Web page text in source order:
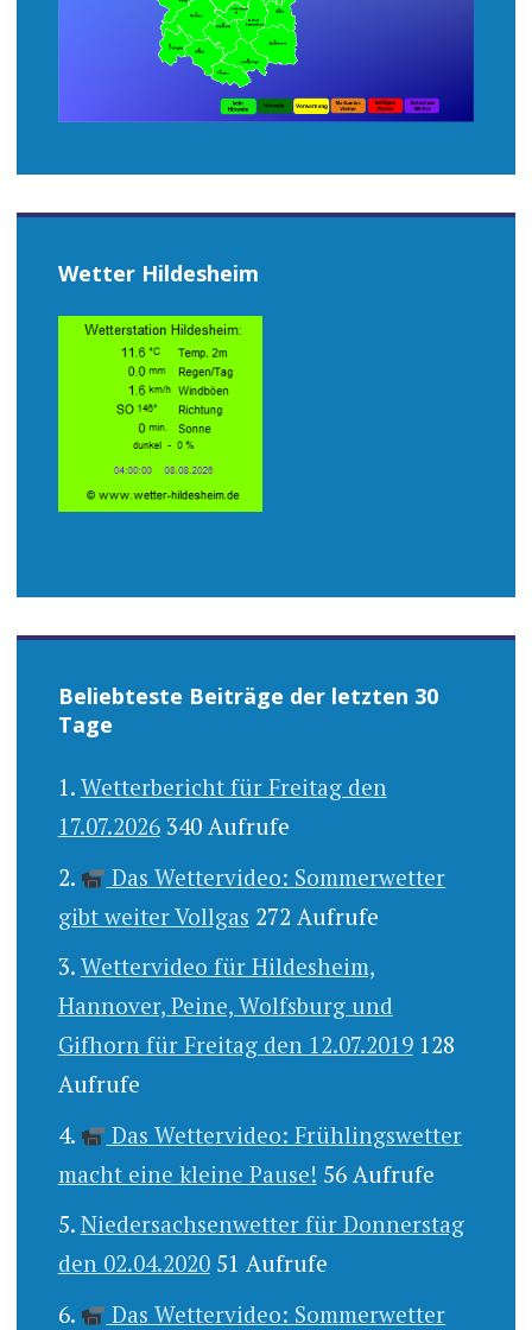
Wetter Hildesheim
Beliebteste Beiträge der letzten 30
Tage
Wetterbericht für Freitag den
17.07.2026 340 Aufrufe
Das Wettervideo: Sommerwetter
gibt weiter Vollgas 272 Aufrufe
Wettervideo für Hildesheim,
Hannover, Peine, Wolfsburg und
Gifhorn für Freitag den 12.07.2019 128
Aufrufe
Das Wettervideo: Frühlingswetter
macht eine kleine Pause! 56 Aufrufe
Niedersachsenwetter für Donnerstag
den 02.04.2020 51 Aufrufe
Das Wettervideo: Sommerwetter